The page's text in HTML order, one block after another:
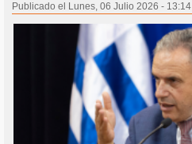
Publicado el Lunes, 06 Julio 2026 - 13:14